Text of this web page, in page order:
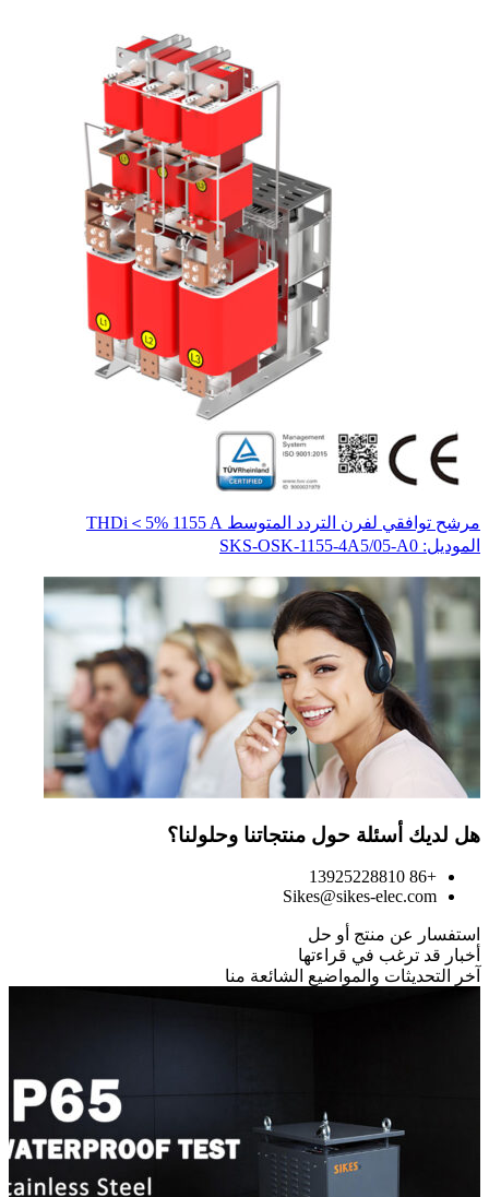
مرشح توافقي لفرن التردد المتوسط THDi＜5% 1155 A
الموديل: SKS-OSK-1155-4A5/05-A0
هل لديك أسئلة حول منتجاتنا وحلولنا؟
+86 13925228810
Sikes@sikes-elec.com
استفسار عن منتج أو حل
أخبار قد ترغب في قراءتها
آخر التحديثات والمواضيع الشائعة منا